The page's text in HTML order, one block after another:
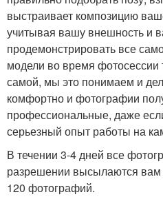
выстраивает композицию
учитывая вашу внешность и
продемонстрировать все
модели во время фотосессии
самой, мы это понимаем и
комфортно и фотографии
профессиональные, даже
серьезный опыт работы на
В течении 3-4 дней все
разрешении высылаются вам
120 фотографий.